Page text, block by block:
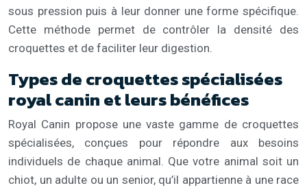
sous pression puis à leur donner une forme spécifique.
Cette méthode permet de contrôler la densité des
croquettes et de faciliter leur digestion.
Types de croquettes spécialisées
royal canin et leurs bénéfices
Royal Canin propose une vaste gamme de croquettes
spécialisées, conçues pour répondre aux besoins
individuels de chaque animal. Que votre animal soit un
chiot, un adulte ou un senior, qu’il appartienne à une race